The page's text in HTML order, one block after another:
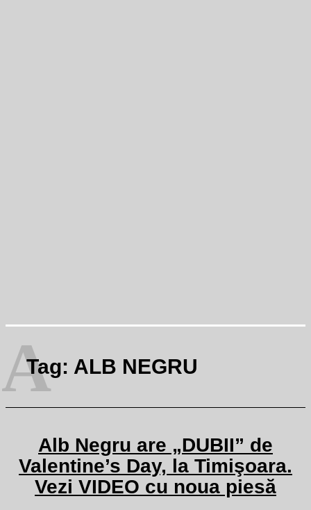
Tag: ALB NEGRU
A
Alb Negru are „DUBII” de
Valentine’s Day, la Timişoara.
Vezi VIDEO cu noua piesă